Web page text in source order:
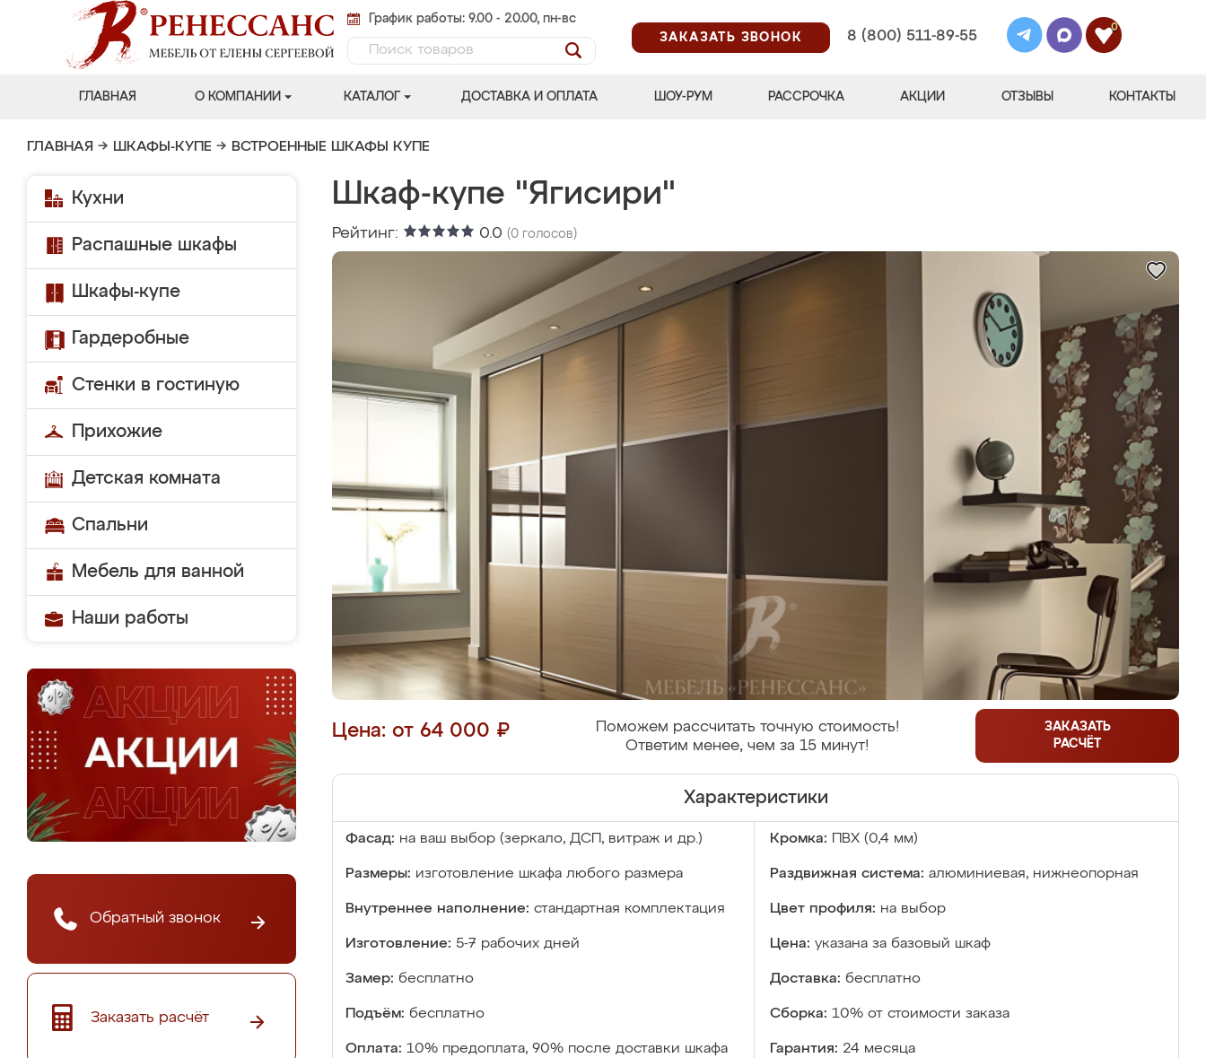
График работы: 9.00 - 20.00, пн-вс
ЗАКАЗАТЬ ЗВОНОК
8 (800) 511-89-55
0
ГЛАВНАЯ О КОМПАНИИ КАТАЛОГ ДОСТАВКА И ОПЛАТА ШОУ-РУМ РАССРОЧКА АКЦИИ ОТЗЫВЫ КОНТАКТЫ
ГЛАВНАЯ → ШКАФЫ-КУПЕ → ВСТРОЕННЫЕ ШКАФЫ КУПЕ
Кухни
Распашные шкафы
Шкафы-купе
Гардеробные
Стенки в гостиную
Прихожие
Детская комната
Спальни
Мебель для ванной
Наши работы
Обратный звонок
Заказать расчёт
Шкаф-купе "Ягисири"
Рейтинг: 0.0 (0 голосов)
Цена: от 64 000 ₽
Поможем рассчитать точную стоимость!
Ответим менее, чем за 15 минут!
ЗАКАЗАТЬ
РАСЧЁТ
Характеристики
Фасад: на ваш выбор (зеркало, ДСП, витраж и др.) Кромка: ПВХ (0,4 мм)
Размеры: изготовление шкафа любого размера Раздвижная система: алюминиевая, нижнеопорная
Внутреннее наполнение: стандартная комплектация Цвет профиля: на выбор
Изготовление: 5-7 рабочих дней Цена: указана за базовый шкаф
Замер: бесплатно Доставка: бесплатно
Подъём: бесплатно Сборка: 10% от стоимости заказа
Оплата: 10% предоплата, 90% после доставки шкафа Гарантия: 24 месяца